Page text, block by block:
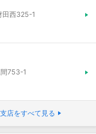
田西325-1
753-1
店をすべて見る